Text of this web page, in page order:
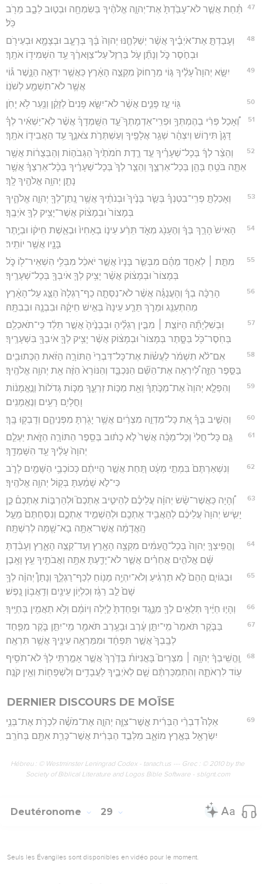
47
תַּ֗חַת אֲשֶׁ֤ר לֹא־עָבַ֙דְתָּ֙ אֶת־יְהוָ֣ה אֱלֹהֶ֔יךָ בְּשִׂמְחָ֖ה וּבְט֣וּב לֵבָ֑ב מֵרֹ֖ב
כֹּֽל׃
48
וְעָבַדְתָּ֣ אֶת־אֹיְבֶ֗יךָ אֲשֶׁ֨ר יְשַׁלְּחֶ֤נּוּ יְהוָה֙ בָּ֔ךְ בְּרָעָ֧ב וּבְצָמָ֛א וּבְעֵירֹ֖ם
וּבְחֹ֣סֶר כֹּ֑ל וְנָתַ֞ן עֹ֤ל בַּרְזֶל֙ עַל־צַוָּארֶ֔ךָ עַ֥ד הִשְׁמִיד֖וֹ אֹתָֽךְ׃
49
יִשָּׂ֣א יְהוָה֩ עָלֶ֨יךָ גּ֤וֹי מֵרָחוֹק֙ מִקְצֵ֣ה הָאָ֔רֶץ כַּאֲשֶׁ֥ר יִדְאֶ֖ה הַנָּ֑שֶׁר גּ֕וֹי
אֲשֶׁ֥ר לֹא־תִשְׁמַ֖ע לְשֹׁנֽוֹ׃
50 גּ֖וֹי עַ֣ז פָּנִ֑ים אֲשֶׁ֨ר לֹא־יִשָּׂ֤א פָנִים֙ לְזָקֵ֔ן וְנַ֖עַר לֹ֥א יָחֹֽן׃
51
וְ֠אָכַל פְּרִ֨י בְהֶמְתְּךָ֥ וּפְרִֽי־אַדְמָתְךָ֮ עַ֣ד הִשָּֽׁמְדָךְ֒ אֲשֶׁ֨ר לֹֽא־יַשְׁאִ֜יר לְךָ֗
דָּגָן֙ תִּיר֣וֹשׁ וְיִצְהָ֔ר שְׁגַ֥ר אֲלָפֶ֖יךָ וְעַשְׁתְּרֹ֣ת צֹאנֶ֑ךָ עַ֥ד הַאֲבִיד֖וֹ אֹתָֽךְ׃
52
וְהֵצַ֨ר לְךָ֜ בְּכָל־שְׁעָרֶ֗יךָ עַ֣ד רֶ֤דֶת חֹמֹתֶ֙יךָ֙ הַגְּבֹה֣וֹת וְהַבְּצֻר֔וֹת אֲשֶׁ֥ר
אַתָּ֛ה בֹּטֵ֥חַ בָּהֵ֖ן בְּכָל־אַרְצֶ֑ךָ וְהֵצַ֤ר לְךָ֙ בְּכָל־שְׁעָרֶ֔יךָ בְּכָ֨ל־אַרְצְךָ֔ אֲשֶׁ֥ר
נָתַ֛ן יְהוָ֥ה אֱלֹהֶ֖יךָ לָֽךְ׃
53
וְאָכַלְתָּ֣ פְרִֽי־בִטְנְךָ֗ בְּשַׂ֤ר בָּנֶ֙יךָ֙ וּבְנֹתֶ֔יךָ אֲשֶׁ֥ר נָֽתַן־לְךָ֖ יְהוָ֣ה אֱלֹהֶ֑יךָ
בְּמָצוֹר֙ וּבְמָצ֔וֹק אֲשֶׁר־יָצִ֥יק לְךָ֖ אֹיְבֶֽךָ׃
54
הָאִישׁ֙ הָרַ֣ךְ בְּךָ֔ וְהֶעָנֹ֖ג מְאֹ֑ד תֵּרַ֨ע עֵינ֤וֹ בְאָחִיו֙ וּבְאֵ֣שֶׁת חֵיק֔וֹ וּבְיֶ֥תֶר
בָּנָ֖יו אֲשֶׁ֥ר יוֹתִֽיר׃
55
מִתֵּ֣ת ׀ לְאַחַ֣ד מֵהֶ֗ם מִבְּשַׂ֤ר בָּנָיו֙ אֲשֶׁ֣ר יֹאכֵ֔ל מִבְּלִ֥י הִשְׁאִֽיר־ל֖וֹ כֹּ֑ל
בְּמָצוֹר֙ וּבְמָצ֔וֹק אֲשֶׁ֨ר יָצִ֥יק לְךָ֛ אֹיִבְךָ֖ בְּכָל־שְׁעָרֶֽיךָ׃
56
הָרַכָּ֨ה בְךָ֜ וְהָעֲנֻגָּ֗ה אֲשֶׁ֨ר לֹא־נִסְּתָ֤ה כַף־רַגְלָהּ֙ הַצֵּ֣ג עַל־הָאָ֔רֶץ
מֵהִתְעַנֵּ֖ג וּמֵרֹ֑ךְ תֵּרַ֤ע עֵינָהּ֙ בְּאִ֣ישׁ חֵיקָ֔הּ וּבִבְנָ֖הּ וּבְבִתָּֽהּ׃
57
וּֽבְשִׁלְיָתָ֞הּ הַיּוֹצֵ֣ת ׀ מִבֵּ֣ין רַגְלֶ֗יהָ וּבְבָנֶ֙יהָ֙ אֲשֶׁ֣ר תֵּלֵ֔ד כִּֽי־תֹאכְלֵ֥ם
בְּחֹֽסֶר־כֹּ֖ל בַּסָּ֑תֶר בְּמָצוֹר֙ וּבְמָצ֔וֹק אֲשֶׁ֨ר יָצִ֥יק לְךָ֛ אֹיִבְךָ֖ בִּשְׁעָרֶֽיךָ׃
58
אִם־לֹ֨א תִשְׁמֹ֜ר לַעֲשׂ֗וֹת אֶת־כָּל־דִּבְרֵי֙ הַתּוֹרָ֣ה הַזֹּ֔את הַכְּתוּבִ֖ים
בַּסֵּ֣פֶר הַזֶּ֑ה לְ֠יִרְאָה אֶת־הַשֵּׁ֞ם הַנִּכְבָּ֤ד וְהַנּוֹרָא֙ הַזֶּ֔ה אֵ֖ת יְהוָ֥ה אֱלֹהֶֽיךָ׃
59
וְהִפְלָ֤א יְהוָה֙ אֶת־מַכֹּ֣תְךָ֔ וְאֵ֖ת מַכּ֣וֹת זַרְעֶ֑ךָ מַכּ֤וֹת גְּדֹלוֹת֙ וְנֶ֣אֱמָנ֔וֹת
וָחֳלָיִ֥ם רָעִ֖ים וְנֶאֱמָנִֽים׃
60 וְהֵשִׁ֣יב בְּךָ֗ אֵ֚ת כָּל־מַדְוֵ֣ה מִצְרַ֔יִם אֲשֶׁ֥ר יָגֹ֖רְתָּ מִפְּנֵיהֶ֑ם וְדָבְק֖וּ בָּֽךְ׃
61
גַּ֤ם כָּל־חֳלִי֙ וְכָל־מַכָּ֔ה אֲשֶׁר֙ לֹ֣א כָת֔וּב בְּסֵ֖פֶר הַתּוֹרָ֣ה הַזֹּ֑את יַעְלֵ֤ם
יְהוָה֙ עָלֶ֔יךָ עַ֖ד הִשָּׁמְדָֽךְ׃
62
וְנִשְׁאַרְתֶּם֙ בִּמְתֵ֣י מְעָ֔ט תַּ֚חַת אֲשֶׁ֣ר הֱיִיתֶ֔ם כְּכוֹכְבֵ֥י הַשָּׁמַ֖יִם לָרֹ֑ב
כִּי־לֹ֣א שָׁמַ֔עְתָּ בְּק֖וֹל יְהוָ֥ה אֱלֹהֶֽיךָ׃
63
וְ֠הָיָה כַּאֲשֶׁר־שָׂ֨שׂ יְהוָ֜ה עֲלֵיכֶ֗ם לְהֵיטִ֣יב אֶתְכֶם֮ וּלְהַרְבּ֣וֹת אֶתְכֶם֒ כֵּ֣ן
יָשִׂ֤ישׂ יְהוָה֙ עֲלֵיכֶ֔ם לְהַאֲבִ֥יד אֶתְכֶ֖ם וּלְהַשְׁמִ֣יד אֶתְכֶ֑ם וְנִסַּחְתֶּם֙ מֵעַ֣ל
הָֽאֲדָמָ֔ה אֲשֶׁר־אַתָּ֥ה בָא־שָׁ֖מָּה לְרִשְׁתָּֽהּ׃
64
וֶהֱפִֽיצְךָ֤ יְהוָה֙ בְּכָל־הָ֣עַמִּ֔ים מִקְצֵ֥ה הָאָ֖רֶץ וְעַד־קְצֵ֣ה הָאָ֑רֶץ וְעָבַ֨דְתָּ
שָּׁ֜ם אֱלֹהִ֣ים אֲחֵרִ֗ים אֲשֶׁ֧ר לֹא־יָדַ֛עְתָּ אַתָּ֥ה וַאֲבֹתֶ֖יךָ עֵ֥ץ וָאָֽבֶן׃
65
וּבַגּוֹיִ֤ם הָהֵם֙ לֹ֣א תַרְגִּ֔יעַ וְלֹא־יִהְיֶ֥ה מָנ֖וֹחַ לְכַף־רַגְלֶ֑ךָ וְנָתַן֩ יְהוָ֨ה לְךָ֥
שָׁם֙ לֵ֣ב רַגָּ֔ז וְכִלְי֥וֹן עֵינַ֖יִם וְדַֽאֲב֥וֹן נָֽפֶשׁ׃
66 וְהָי֣וּ חַיֶּ֔יךָ תְּלֻאִ֥ים לְךָ֖ מִנֶּ֑גֶד וּפָֽחַדְתָּ֙ לַ֣יְלָה וְיוֹמָ֔ם וְלֹ֥א תַאֲמִ֖ין בְּחַיֶּֽיךָ׃
67
בַּבֹּ֤קֶר תֹּאמַר֙ מִֽי־יִתֵּ֣ן עֶ֔רֶב וּבָעֶ֥רֶב תֹּאמַ֖ר מִֽי־יִתֵּ֣ן בֹּ֑קֶר מִפַּ֤חַד
לְבָֽבְךָ֙ אֲשֶׁ֣ר תִּפְחָ֔ד וּמִמַּרְאֵ֥ה עֵינֶ֖יךָ אֲשֶׁ֥ר תִּרְאֶֽה׃
68
וֶֽהֱשִֽׁיבְךָ֨ יְהוָ֥ה ׀ מִצְרַיִם֮ בָּאֳנִיּוֹת֒ בַּדֶּ֙רֶךְ֙ אֲשֶׁ֣ר אָמַ֣רְתִּֽי לְךָ֔ לֹא־תֹסִ֥יף
ע֖וֹד לִרְאֹתָ֑הּ וְהִתְמַכַּרְתֶּ֨ם שָׁ֧ם לְאֹיְבֶ֛יךָ לַעֲבָדִ֥ים וְלִשְׁפָח֖וֹת וְאֵ֥ין קֹנֶֽה׃
DERNIER DISCOURS DE MOÏSE
69
אֵלֶּה֩ דִבְרֵ֨י הַבְּרִ֜ית אֲ‍ֽשֶׁר־צִוָּ֧ה יְהוָ֣ה אֶת־מֹשֶׁ֗ה לִכְרֹ֛ת אֶת־בְּנֵ֥י
יִשְׂרָאֵ֖ל בְּאֶ֣רֶץ מוֹאָ֑ב מִלְּבַ֣ד הַבְּרִ֔ית אֲשֶׁר־כָּרַ֥ת אִתָּ֖ם בְּחֹרֵֽב׃
Hébreu : © Westminster Leningrad Codex - tanach.us --- Grec : © 2010 by the
Society of Biblical Literature and Logos Bible Software - sblgnt.com
Deutéronome 29
Seuls les Évangiles sont disponibles en vidéo pour le moment.